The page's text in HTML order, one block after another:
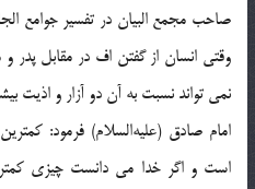
صاحب مجمع البیان در تفسیر جوامع
وقتى انسان از گفتن اف در مقابل پدر
نمى تواند نسبت به آن دو آزار و اذیت
امام صادق (علیه‌السلام) فرمود:
است و اگر خدا مى دانست چیزى